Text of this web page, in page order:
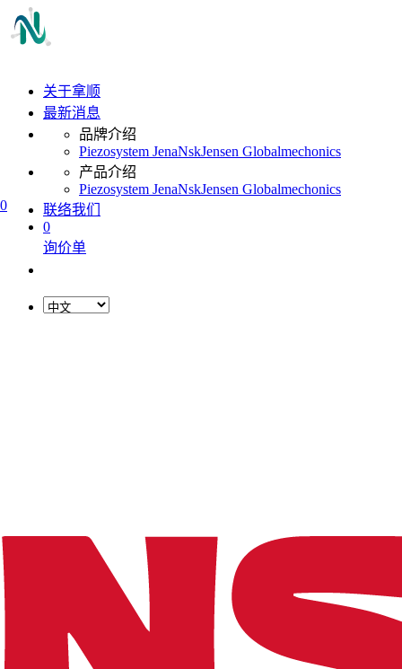
0
关于拿顺
最新消息
品牌介绍
Piezosystem JenaNskJensen Globalmechonics
产品介绍
Piezosystem JenaNskJensen Globalmechonics
联络我们
0
询价单